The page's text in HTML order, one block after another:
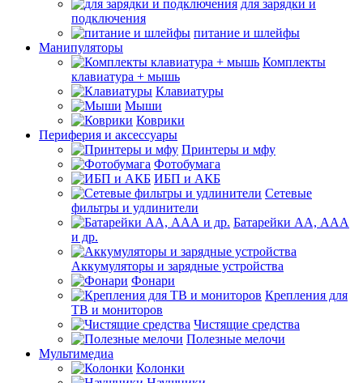
для зарядки и
подключения
питание и шлейфы
Манипуляторы
Комплекты
клавиатура + мышь
Клавиатуры
Мыши
Коврики
Периферия и аксессуары
Принтеры и мфу
Фотобумага
ИБП и АКБ
Сетевые
фильтры и удлинители
Батарейки АА, ААА
и др.
Аккумуляторы и зарядные устройства
Фонари
Крепления для
ТВ и мониторов
Чистящие средства
Полезные мелочи
Мультимедиа
Колонки